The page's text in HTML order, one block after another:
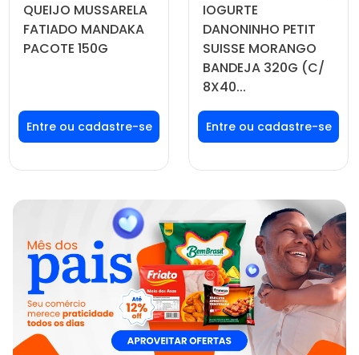
QUEIJO MUSSARELA
FATIADO MANDAKA
PACOTE 150G
Faça seu login ou
cadastre-se para
ver preços e
IOGURTE
DANONINHO PETIT
SUISSE MORANGO
BANDEJA 320G (C/
8X40...
Faça seu login ou
cadastre-se para
ver preços e